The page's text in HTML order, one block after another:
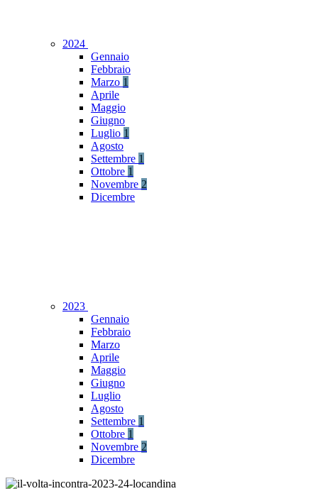
2024
Gennaio
Febbraio
Marzo 1
Aprile
Maggio
Giugno
Luglio 1
Agosto
Settembre 1
Ottobre 1
Novembre 2
Dicembre
2023
Gennaio
Febbraio
Marzo
Aprile
Maggio
Giugno
Luglio
Agosto
Settembre 1
Ottobre 1
Novembre 2
Dicembre